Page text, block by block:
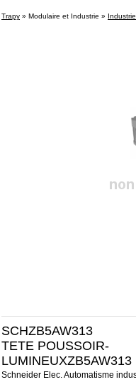
Trapy » Modulaire et Industrie » Industrie
SCHZB5AW313
TETE POUSSOIR-
LUMINEUXZB5AW313
Schneider Elec. Automatisme